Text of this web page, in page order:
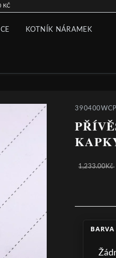
KČ
KOTNÍK NÁRAMEK
390400WCP
1,233.00Kč
BARVA